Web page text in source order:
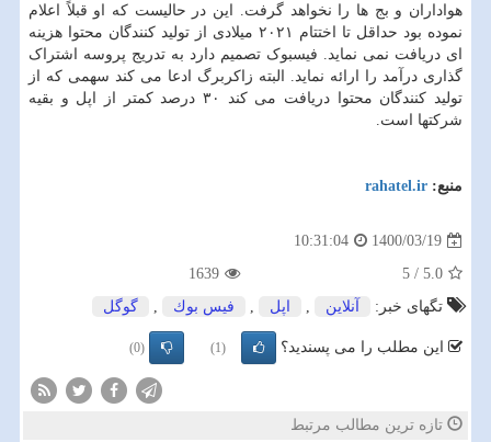
هواداران و بج ها را نخواهد گرفت. این در حالیست که او قبلاً اعلام
نموده بود حداقل تا اختتام ۲۰۲۱ میلادی از تولید کنندگان محتوا هزینه
ای دریافت نمی نماید. فیسبوک تصمیم دارد به تدریج پروسه اشتراک
گذاری درآمد را ارائه نماید. البته زاکربرگ ادعا می کند سهمی که از
تولید کنندگان محتوا دریافت می کند ۳۰ درصد کمتر از اپل و بقیه
شرکتها است.
منبع: rahatel.ir
1400/03/19
10:31:04
5.0
/
5
1639
تگهای خبر:
آنلاین , اپل , فیس بوك , گوگل
این مطلب را می پسندید؟ (1)
(0)
تازه ترین مطالب مرتبط